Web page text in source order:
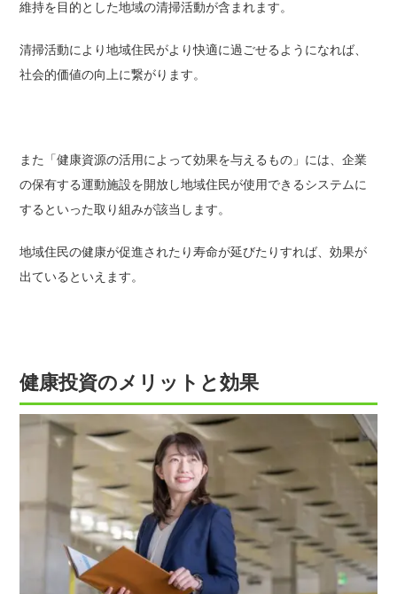
維持を目的とした地域の清掃活動が含まれます。
清掃活動により地域住民がより快適に過ごせるようになれば、
社会的価値の向上に繋がります。
また「健康資源の活用によって効果を与えるもの」には、企業
の保有する運動施設を開放し地域住民が使用できるシステムに
するといった取り組みが該当します。
地域住民の健康が促進されたり寿命が延びたりすれば、効果が
出ているといえます。
健康投資のメリットと効果